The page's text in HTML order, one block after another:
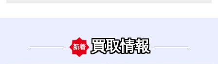
新着 買取情報